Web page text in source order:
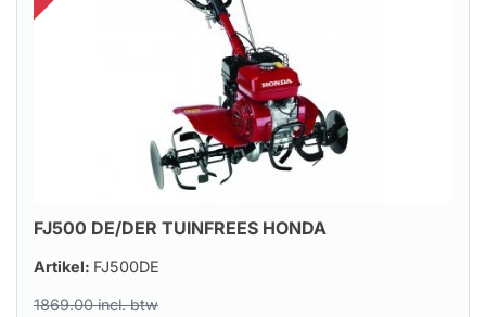
FJ500 DE/DER TUINFREES HONDA
Artikel: FJ500DE
1869.00 incl. btw